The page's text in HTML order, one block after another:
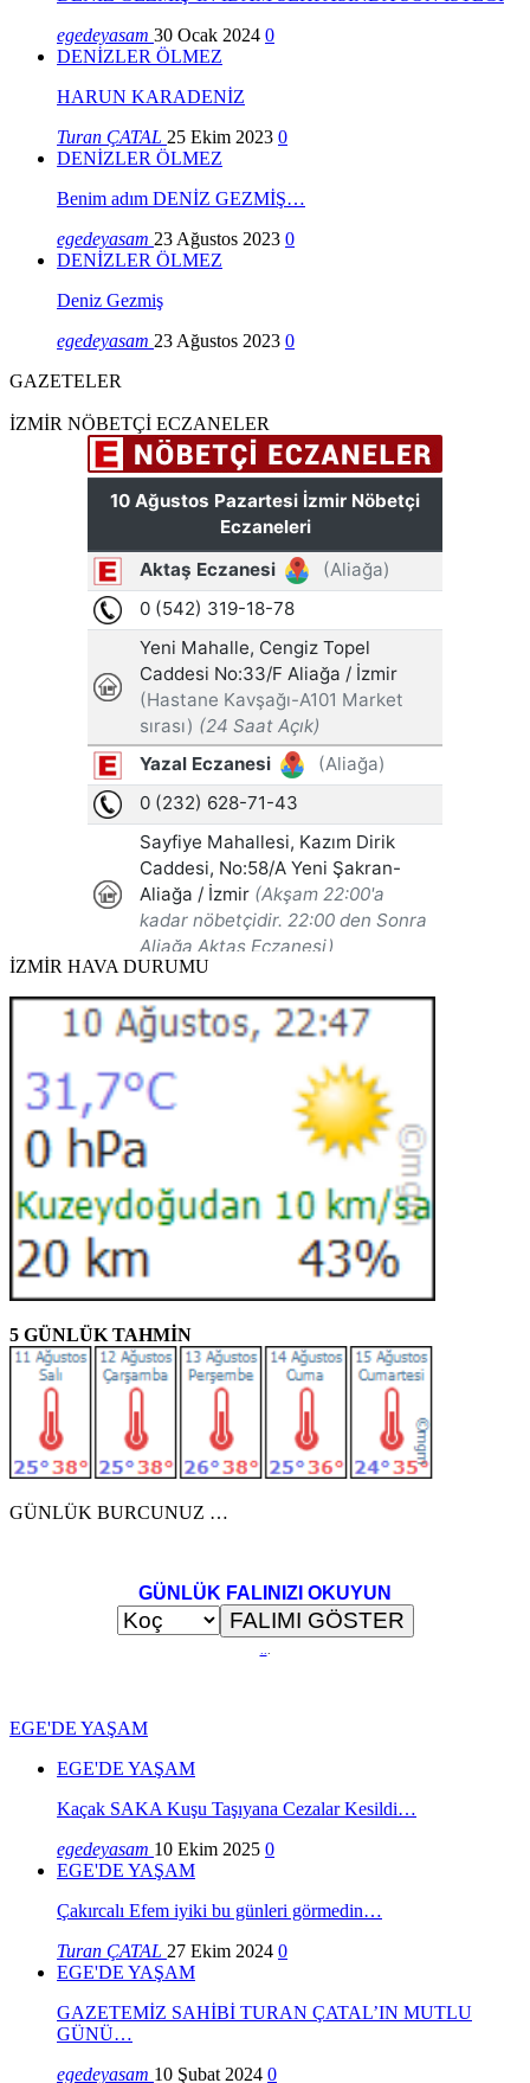
egedeyasam 30 Ocak 2024 0
DENİZLER ÖLMEZ
HARUN KARADENİZ
Turan ÇATAL 25 Ekim 2023 0
DENİZLER ÖLMEZ
Benim adım DENİZ GEZMİŞ…
egedeyasam 23 Ağustos 2023 0
DENİZLER ÖLMEZ
Deniz Gezmiş
egedeyasam 23 Ağustos 2023 0
GAZETELER
İZMİR NÖBETÇİ ECZANELER
İZMİR HAVA DURUMU
5 GÜNLÜK TAHMİN
GÜNLÜK BURCUNUZ …
GÜNLÜK FALINIZI OKUYUN
EGE'DE YAŞAM
EGE'DE YAŞAM
Kaçak SAKA Kuşu Taşıyana Cezalar Kesildi…
egedeyasam 10 Ekim 2025 0
EGE'DE YAŞAM
Çakırcalı Efem iyiki bu günleri görmedin…
Turan ÇATAL 27 Ekim 2024 0
EGE'DE YAŞAM
GAZETEMİZ SAHİBİ TURAN ÇATAL’IN MUTLU
GÜNÜ…
egedeyasam 10 Şubat 2024 0